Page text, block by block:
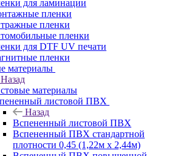
для ламинации
пленки
пленки
пленки
для DTF UV печати
пленки
материалы
Назад
материалы
листовой ПВХ
Назад
Вспененный листовой ПВХ
Вспененный ПВХ стандартной
плотности 0,45 (1,22м х 2,44м)